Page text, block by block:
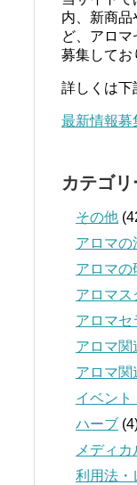
内、新商品
ど、アロ
募集してお
詳しくは下
最新情報募
カテゴリ
その他
アロマの
アロマの
アロマス
アロマセ
アロマ関
アロマ関
イベント
ハーブ
メディ
利用法・